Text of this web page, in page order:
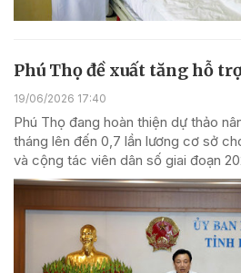
Phú Thọ đề xuất tăng hỗ
19/06/2026 17:40
Phú Thọ đang hoàn thiện dự thảo
tháng lên đến 0,7 lần lương cơ sở
và cộng tác viên dân số giai đoạn